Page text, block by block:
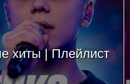
хиты | Плейлист